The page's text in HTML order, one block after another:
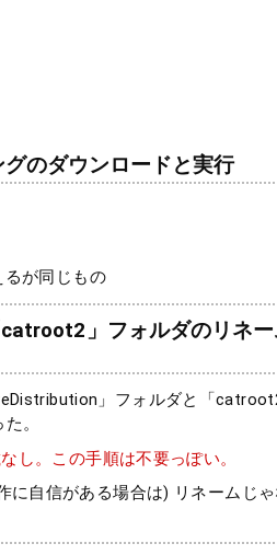
のダウンロードと実行
るが同じもの
」フォルダのリネ
」フォルダと「
。
し。この手順は不要っぽい。
に自信がある場合は) リネームじ